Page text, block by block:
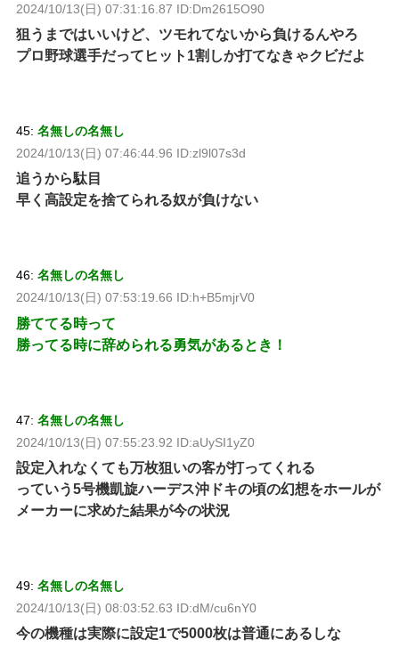
2024/10/13(日) 07:31:16.87 ID:Dm2615O90
狙うまではいいけど、ツモれてないから負けるんやろ
プロ野球選手だってヒット1割しか打てなきゃクビだよ
45: 名無しの名無し
2024/10/13(日) 07:46:44.96 ID:zl9l07s3d
追うから駄目
早く高設定を捨てられる奴が負けない
46: 名無しの名無し
2024/10/13(日) 07:53:19.66 ID:h+B5mjrV0
勝ててる時って
勝ってる時に辞められる勇気があるとき！
47: 名無しの名無し
2024/10/13(日) 07:55:23.92 ID:aUySI1yZ0
設定入れなくても万枚狙いの客が打ってくれる
っていう5号機凱旋ハーデス沖ドキの頃の幻想をホールが
メーカーに求めた結果が今の状況
49: 名無しの名無し
2024/10/13(日) 08:03:52.63 ID:dM/cu6nY0
今の機種は実際に設定1で5000枚は普通にあるしな